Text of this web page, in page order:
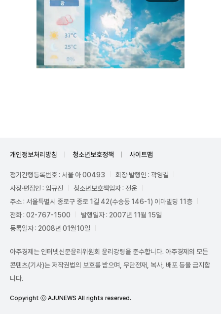
개인정보처리방침 청소년보호정책 사이트맵
정기간행등록번호 : 서울 아 00493
회장·발행인 : 곽영길
사장·편집인 : 임규진
청소년보호책임자 : 전운
주소 : 서울특별시 종로구 종로 1길 42(수송동 146-1) 이마빌딩 11층
전화 : 02-767-1500
발행일자 : 2007년 11월 15일
등록일자 : 2008년 01월10일
아주경제는 인터넷신문윤리위원회 윤리강령을 준수합니다. 아주경제의 모든
콘텐츠(기사)는 저작권법의 보호를 받으며, 무단전재, 복사, 배포 등을 금지합
니다.
Copyright ⓒ AJUNEWS All rights reserved.